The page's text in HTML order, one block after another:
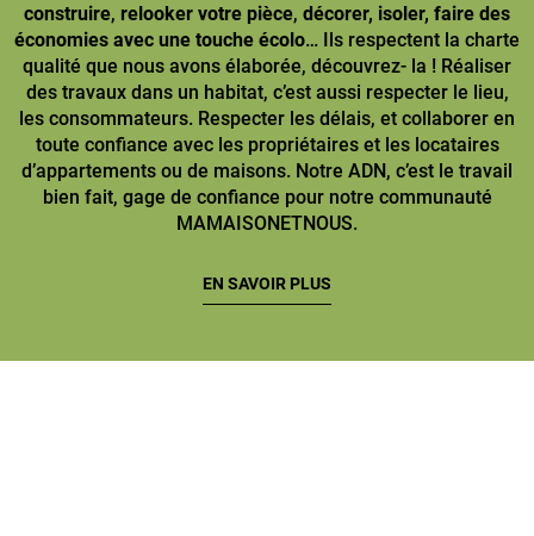
construire, relooker votre pièce, décorer, isoler, faire des
économies avec une touche écolo… Ils respectent la charte
qualité que nous avons élaborée, découvrez- la ! Réaliser
des travaux dans un habitat, c’est aussi respecter le lieu,
les consommateurs. Respecter les délais, et collaborer en
toute confiance avec les propriétaires et les locataires
d’appartements ou de maisons. Notre ADN, c’est le travail
bien fait, gage de confiance pour notre communauté
MAMAISONETNOUS.
EN SAVOIR PLUS